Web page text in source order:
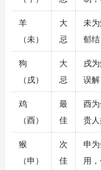
羊
（未）
大
忌
未
郁结
狗
（戌）
大
忌
戌
误解
鸡
（酉）
最
佳
酉
贵人
猴
（申）
次
佳
申
用